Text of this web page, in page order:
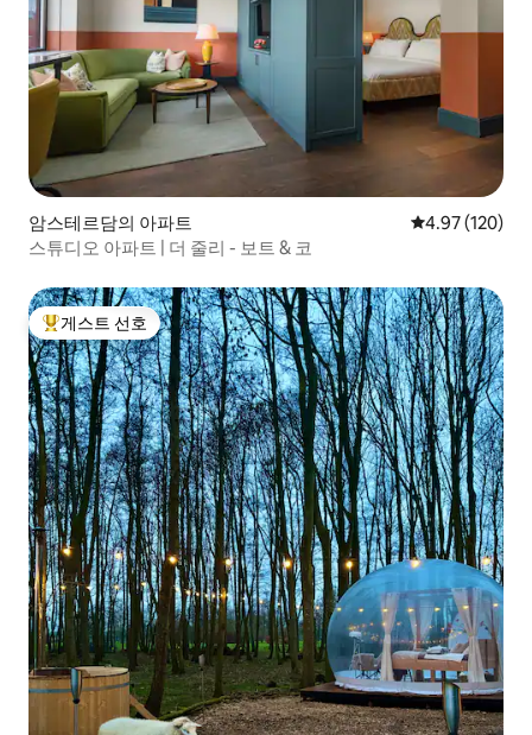
암스테르담의 아파트 평점 4.97점(5
4.97 (120)
스튜디오 아파트 | 더 줄리 - 보트 & 코
상위 게스트 선호
게스트 선호